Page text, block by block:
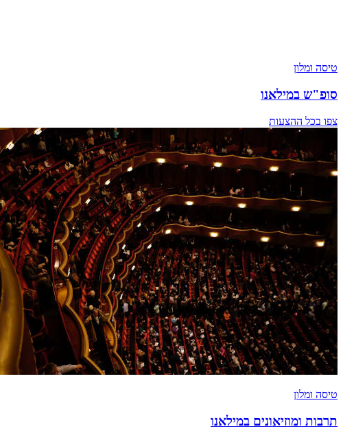
טיסה ומלון
סופ"ש במילאנו
צפו בכל ההצעות
טיסה ומלון
תרבות ומוזיאונים במילאנו